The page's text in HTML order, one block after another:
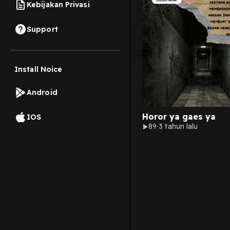
Kebijakan Privasi
Support
Install Noice
Android
IOS Horor ya gaes ya
89 3 tahun lalu